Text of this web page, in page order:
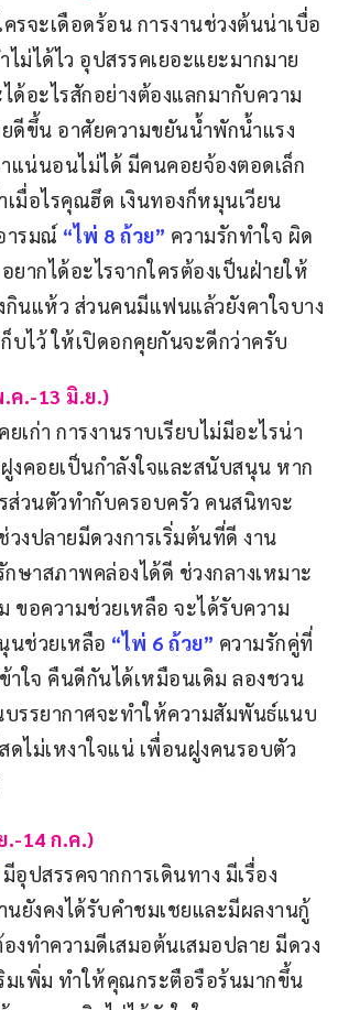
รจะเดือดร้อน การงานช่วงต้นน่าเบื่อ
ม่ได้ไว อุปสรรคเยอะแยะมากมาย
ด้อะไรสักอย่างต้องแลกมากับความ
ดีขึ้น อาศัยความขยันน้ำพักน้ำแรง
าแน่นอนไม่ได้ มีคนคอยจ้องตอดเล็ก
มื่อไรคุณฮึด เงินทองก็หมุนเวียน
ารมณ์ “ไพ่ 8 ถ้วย” ความรักทำใจ ผิด
ยากได้อะไรจากใครต้องเป็นฝ่ายให้
กินแห้ว ส่วนคนมีแฟนแล้วยังคาใจบาง
ก็บไว้ ให้เปิดอกคุยกันจะดีกว่าครับ
ค.-13 มิ.ย.)
เก่า การงานราบเรียบไม่มีอะไรน่า
งคอยเป็นกำลังใจและสนับสนุน หาก
ส่วนตัวทำกับครอบครัว คนสนิทจะ
วงปลายมีดวงการเริ่มต้นที่ดี งาน
กษาสภาพคล่องได้ดี ช่วงกลางเหมาะ
ขอความช่วยเหลือ จะได้รับความ
นช่วยเหลือ “ไพ่ 6 ถ้วย” ความรักคู่ที่
าใจ คืนดีกันได้เหมือนเดิม ลองชวน
บรรยากาศจะทำให้ความสัมพันธ์แนบ
ไม่เหงาใจแน่ เพื่อนฝูงคนรอบตัว
.-14 ก.ค.)
มีอุปสรรคจากการเดินทาง มีเรื่อง
นยังคงได้รับคำชมเชยและมีผลงานกู้
งทำความดีเสมอต้นเสมอปลาย มีดวง
มเพิ่ม ทำให้คุณกระตือรือร้นมากขึ้น